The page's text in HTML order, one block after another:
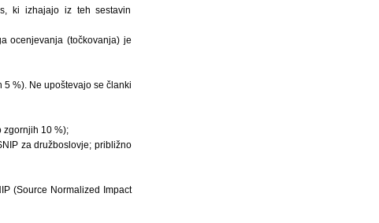
ki izhajajo iz teh sestavin
ocenjevanja (točkovanja) je
%). Ne upoštevajo se članki
zgornjih 10 %);
za družboslovje; približno
(Source Normalized Impact